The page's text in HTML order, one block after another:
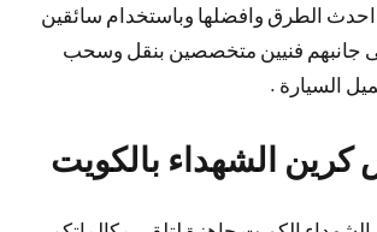
الطرق وافضلها وباستخدام سائقين
جانبهم فنيين متخصصين بنقل وسحب
السيارة .
كرين الشهداء بالكويت